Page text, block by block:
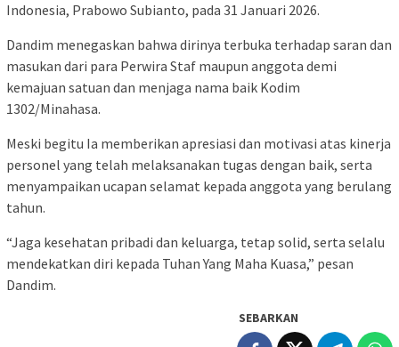
Indonesia, Prabowo Subianto, pada 31 Januari 2026.
Dandim menegaskan bahwa dirinya terbuka terhadap saran dan
masukan dari para Perwira Staf maupun anggota demi
kemajuan satuan dan menjaga nama baik Kodim
1302/Minahasa.
Meski begitu Ia memberikan apresiasi dan motivasi atas kinerja
personel yang telah melaksanakan tugas dengan baik, serta
menyampaikan ucapan selamat kepada anggota yang berulang
tahun.
“Jaga kesehatan pribadi dan keluarga, tetap solid, serta selalu
mendekatkan diri kepada Tuhan Yang Maha Kuasa,” pesan
Dandim.
SEBARKAN